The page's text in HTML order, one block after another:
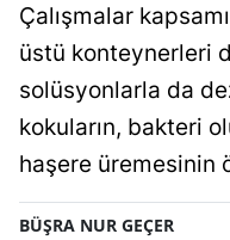
Çalışmalar
üstü konteynerleri
solüsyonlarla da
kokuların, bakteri
haşere üremesinin
BÜŞRA NUR GEÇER